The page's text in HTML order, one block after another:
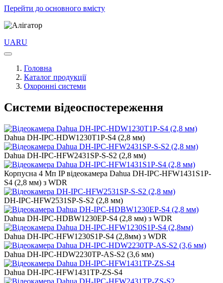
Перейти до основного вмісту
UARU
Головна
Каталог продукції
Охоронні системи
Системи відеоспостереження
Dahua DH-IPC-HDW1230T1P-S4 (2,8 мм)
Dahua DH-IPC-HFW2431SP-S-S2 (2,8 мм)
Корпусна 4 Мп IP відеокамера Dahua DH-IPC-HFW1431S1P-
S4 (2,8 мм) з WDR
DH-IPC-HFW2531SP-S-S2 (2,8 мм)
Dahua DH-IPC-HDBW1230EP-S4 (2,8 мм) з WDR
Dahua DH-IPC-HFW1230S1P-S4 (2,8мм) з WDR
Dahua DH-IPC-HDW2230TP-AS-S2 (3,6 мм)
Dahua DH-IPC-HFW1431TP-ZS-S4